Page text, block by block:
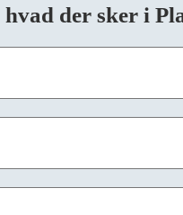
der sker i